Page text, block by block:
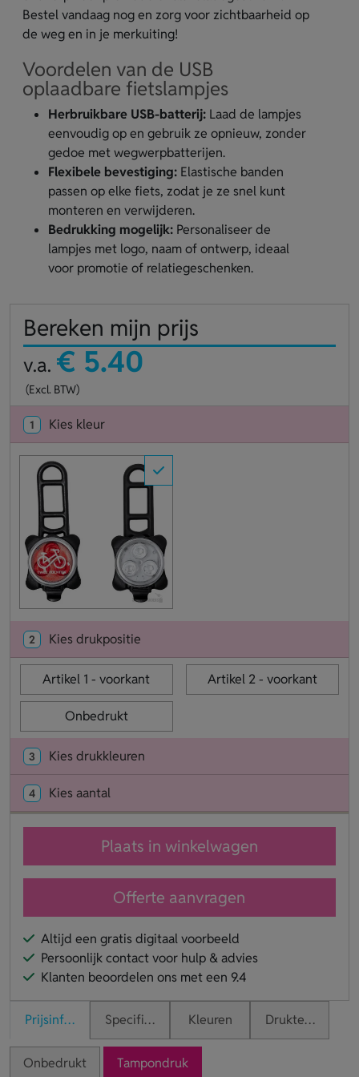
Bestel vandaag nog en zorg voor zichtbaarheid op
de weg en in je merkuiting!
Voordelen van de USB
oplaadbare fietslampjes
Herbruikbare USB-batterij: Laad de lampjes
eenvoudig op en gebruik ze opnieuw, zonder
gedoe met wegwerpbatterijen.
Flexibele bevestiging: Elastische banden
passen op elke fiets, zodat je ze snel kunt
monteren en verwijderen.
Bedrukking mogelijk: Personaliseer de
lampjes met logo, naam of ontwerp, ideaal
voor promotie of relatiegeschenken.
Bereken mijn prijs
v.a. € 5.40
(Excl. BTW)
1 Kies kleur
2 Kies drukpositie
Artikel 1 - voorkant Artikel 2 - voorkant
Onbedrukt
3 Kies drukkleuren
4 Kies aantal
Plaats in winkelwagen
Offerte aanvragen
Altijd een gratis digitaal voorbeeld
Persoonlijk contact voor hulp & advies
Klanten beoordelen ons met een 9.4
PrijsinformatieSpecificaties Kleuren Druktechnieken
Onbedrukt Tampondruk